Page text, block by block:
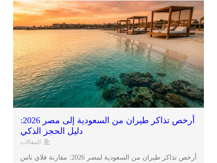
أرخص تذاكر طيران من السعودية إلى مصر 2026:
دليل الحجز الذكي
المقالات
أرخص تذاكر طيران من السعودية لمصر 2026: مقارنة فلاي ناس